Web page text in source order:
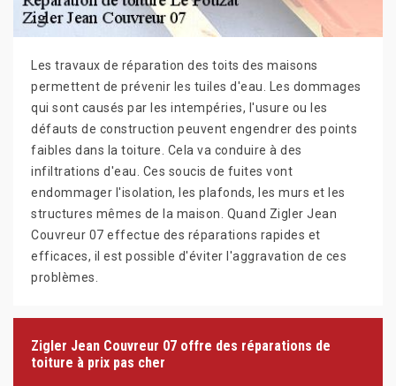
Les travaux de réparation des toits des maisons
permettent de prévenir les tuiles d'eau. Les dommages
qui sont causés par les intempéries, l'usure ou les
défauts de construction peuvent engendrer des points
faibles dans la toiture. Cela va conduire à des
infiltrations d'eau. Ces soucis de fuites vont
endommager l'isolation, les plafonds, les murs et les
structures mêmes de la maison. Quand Zigler Jean
Couvreur 07 effectue des réparations rapides et
efficaces, il est possible d'éviter l'aggravation de ces
problèmes.
Zigler Jean Couvreur 07 offre des réparations de
toiture à prix pas cher